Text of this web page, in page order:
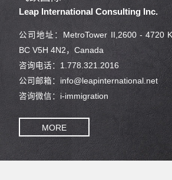
Leap International Consulting Inc.
公司地址：MetroTower II,2600 - 4720
BC V5H 4N2，Canada
咨询电话：1.778.321.2016
公司邮箱：info@leapinternational.net
咨询微信：i-immigration
MORE